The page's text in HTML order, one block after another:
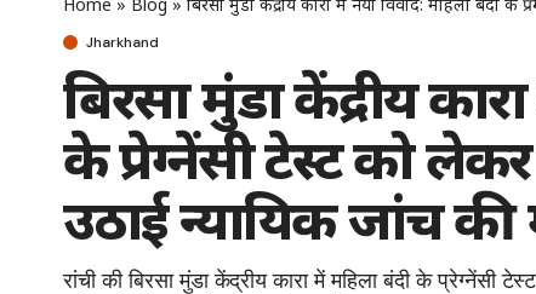
Jharkhand
बिरसा मुंडा केंद्रीय
के प्रेग्नेंसी टेस्ट को
उठाई न्यायिक जांच की
रांची की बिरसा मुंडा केंद्रीय कारा में महिला बंदी के प्रेग्नेंसी